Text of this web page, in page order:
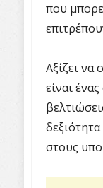
που
Αξίζει να
είναι
στους